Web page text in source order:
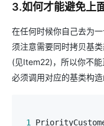
3.如何才能避免上
在任何时候你自己去为
须注意需要同时拷贝基
(见Item22)，所以你不
必须调用对应的基类构造
1